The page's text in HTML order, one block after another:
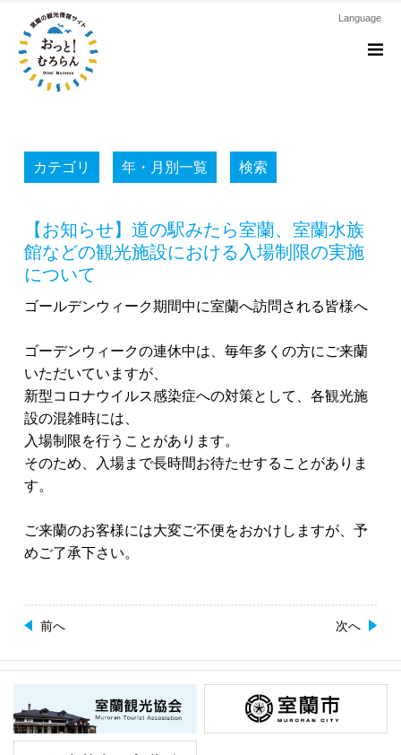
Language
カテゴリ 年・月別一覧 検索
【お知らせ】道の駅みたら室蘭、室蘭水族
館などの観光施設における入場制限の実施
について
ゴールデンウィーク期間中に室蘭へ訪問される皆様へ
ゴーデンウィークの連休中は、毎年多くの方にご来蘭
いただいていますが、
新型コロナウイルス感染症への対策として、各観光施
設の混雑時には、
入場制限を行うことがあります。
そのため、入場まで長時間お待たせすることがありま
す。
ご来蘭のお客様には大変ご不便をおかけしますが、予
めご了承下さい。
前へ 次へ